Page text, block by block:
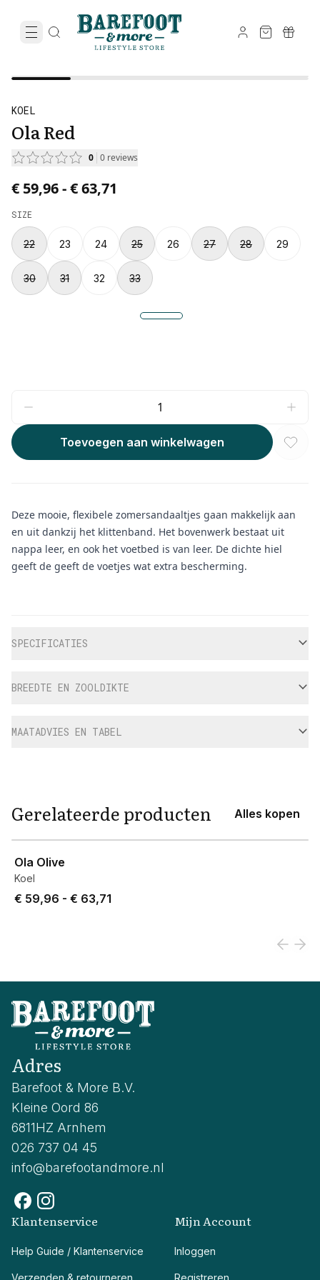
KOEL
Ola Red
0 0 reviews
Price from € 59,96 to € 63,71.
€ 59,96-€ 63,71
SIZE
22 23 24 25 26 27 28 29
30 31 32 33
Toevoegen aan winkelwagen
Deze mooie, flexibele zomersandaaltjes gaan makkelijk aan
en uit dankzij het klittenband. Het bovenwerk bestaat uit
nappa leer, en ook het voetbed is van leer. De dichte hiel
geeft de geeft de voetjes wat extra bescherming.
SPECIFICATIES
BREEDTE EN ZOOLDIKTE
MAATADVIES EN TABEL
Gerelateerde producten Alles kopen
Ola Olive
Koel
Price from € 59,96 to € 63,71.
€ 59,96 - € 63,71
Adres
Barefoot & More B.V.
Kleine Oord 86
6811HZ Arnhem
026 737 04 45
info@barefootandmore.nl
Klantenservice
Help Guide / Klantenservice
Mijn Account
Inloggen